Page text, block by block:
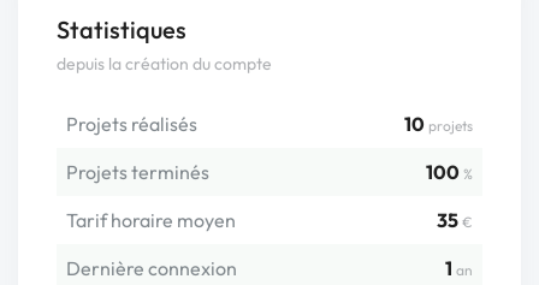
Statistiques
depuis la création du compte
Projets réalisés 10 projets
Projets terminés 100 %
Tarif horaire moyen 35 €
Dernière connexion 1 an